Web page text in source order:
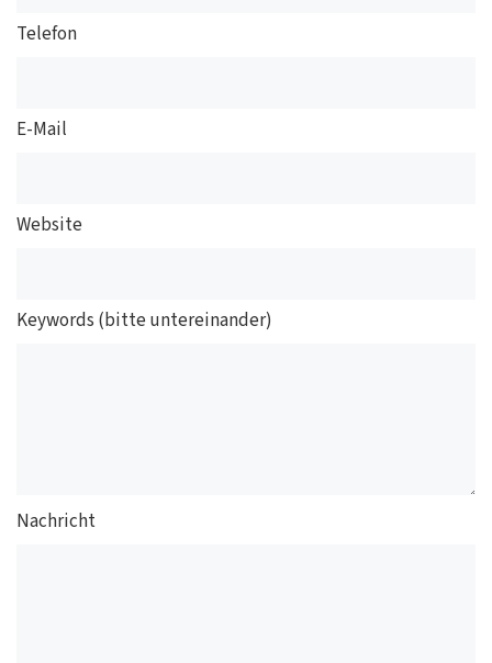
Telefon
E-Mail
Website
Keywords (bitte untereinander)
Nachricht